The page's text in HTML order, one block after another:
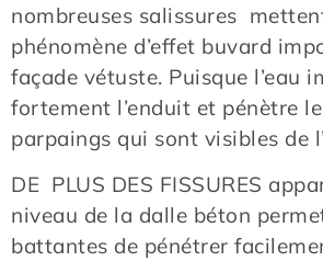
nombreuses salissures
phénomène d’effet buvard
façade vétuste. Puisque l’eau
fortement l’enduit et pénètre
parpaings qui sont visibles de
DE PLUS DES FISSURES
niveau de la dalle béton
battantes de pénétrer